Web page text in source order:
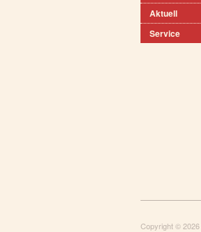
Aktuell
Service
Copyright © 2026